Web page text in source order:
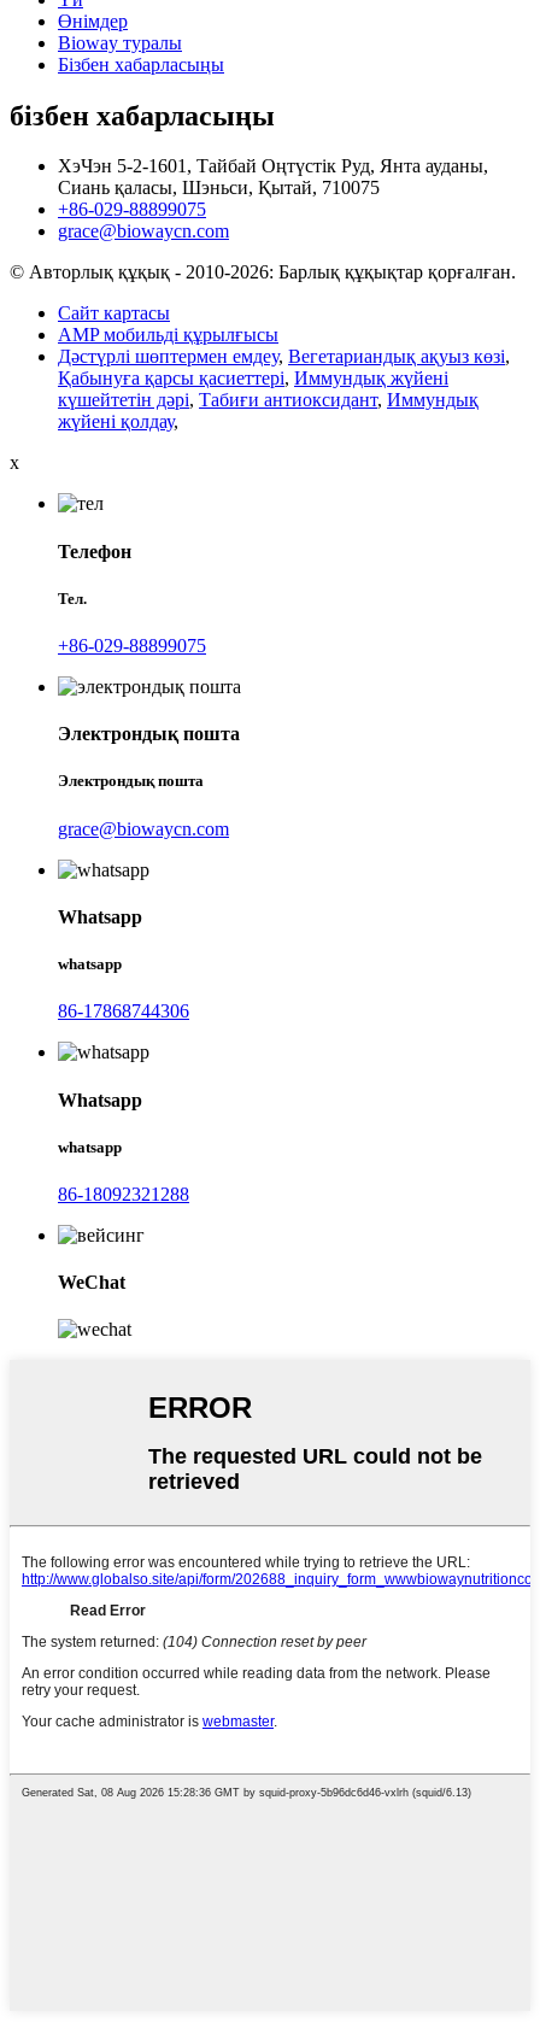
Өнімдер
Bioway туралы
Бізбен хабарласыңы
бізбен хабарласыңы
ХэЧэн 5-2-1601, Тайбай Оңтүстік Руд, Янта ауданы,
Сиань қаласы, Шэньси, Қытай, 710075
+86-029-88899075
grace@biowaycn.com
© Авторлық құқық - 2010-2026: Барлық құқықтар қорғалған.
Сайт картасы
AMP мобильді құрылғысы
Дәстүрлі шөптермен емдеу, Вегетариандық ақуыз көзі,
Қабынуға қарсы қасиеттері, Иммундық жүйені
күшейтетін дәрі, Табиғи антиоксидант, Иммундық
жүйені қолдау,
x
Телефон
Тел.
+86-029-88899075
Электрондық пошта
Электрондық пошта
grace@biowaycn.com
Whatsapp
whatsapp
86-17868744306
Whatsapp
whatsapp
86-18092321288
WeChat